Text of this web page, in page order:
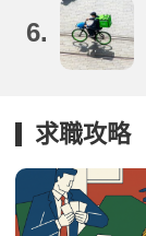
6.
求職攻略